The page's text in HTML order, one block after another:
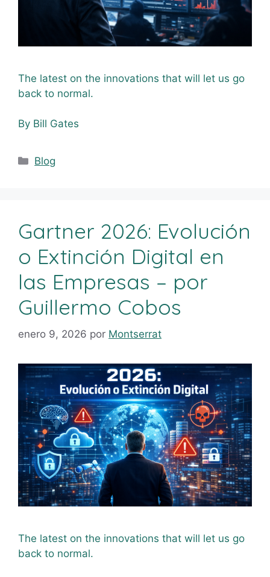
The latest on the innovations that will let us go
back to normal.
By Bill Gates
Blog
Gartner 2026: Evolución
o Extinción Digital en
las Empresas – por
Guillermo Cobos
enero 9, 2026 por Montserrat
The latest on the innovations that will let us go
back to normal.